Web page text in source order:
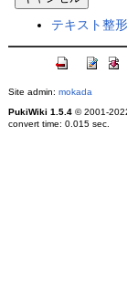
テキスト整
Site admin: mokada
PukiWiki 1.5.4© 2001-
convert time: 0.015 sec.